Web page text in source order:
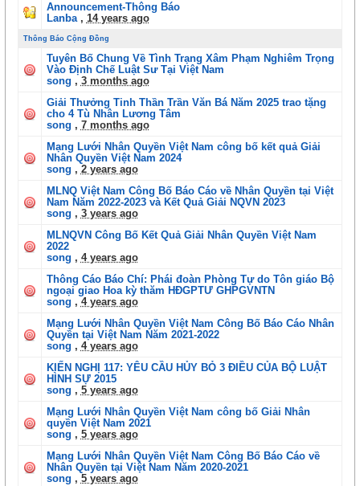
Announcement-Thông Báo
Lanba , 14 years ago
Thông Báo Cộng Đồng
Tuyên Bố Chung Về Tình Trạng Xâm Phạm Nghiêm Trọng
Vào Định Chế Luật Sư Tại Việt Nam
song , 3 months ago
Giải Thưởng Tinh Thần Trần Văn Bá Năm 2025 trao tặng
cho 4 Tù Nhân Lương Tâm
song , 7 months ago
Mạng Lưới Nhân Quyền Việt Nam công bố kết quả Giải
Nhân Quyền Việt Nam 2024
song , 2 years ago
MLNQ Việt Nam Công Bố Báo Cáo về Nhân Quyền tại Việt
Nam Năm 2022-2023 và Kết Quả Giải NQVN 2023
song , 3 years ago
MLNQVN Công Bố Kết Quả Giải Nhân Quyền Việt Nam
2022
song , 4 years ago
Thông Cáo Báo Chí: Phái đoàn Phòng Tự do Tôn giáo Bộ
ngoại giao Hoa kỳ thăm HĐGPTƯ GHPGVNTN
song , 4 years ago
Mạng Lưới Nhân Quyền Việt Nam Công Bố Báo Cáo Nhân
Quyền tại Việt Nam Năm 2021-2022
song , 4 years ago
KIẾN NGHỊ 117: YÊU CẦU HỦY BỎ 3 ĐIỀU CỦA BỘ LUẬT
HÌNH SỰ 2015
song , 5 years ago
Mạng Lưới Nhân Quyền Việt Nam công bố Giải Nhân
quyền Việt Nam 2021
song , 5 years ago
Mạng Lưới Nhân Quyền Việt Nam Công Bố Báo Cáo về
Nhân Quyền tại Việt Nam Năm 2020-2021
song , 5 years ago